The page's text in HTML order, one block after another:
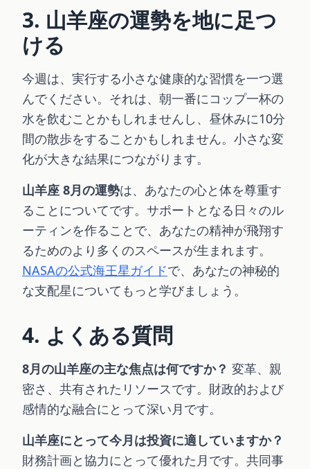
3. 山羊座の運勢を地に足つ
ける
今週は、実行する小さな健康的な習慣を一つ選
んでください。それは、朝一番にコップ一杯の
水を飲むことかもしれませんし、昼休みに10分
間の散歩をすることかもしれません。小さな変
化が大きな結果につながります。
山羊座 8月の運勢は、あなたの心と体を尊重す
ることについてです。サポートとなる日々のル
ーティンを作ることで、あなたの精神が飛翔す
るためのより多くのスペースが生まれます。
NASAの公式海王星ガイドで、あなたの神秘的
な支配星についてもっと学びましょう。
4. よくある質問
8月の山羊座の主な焦点は何ですか？ 変革、親
密さ、共有されたリソースです。財政的および
感情的な融合にとって深い月です。
山羊座にとって今月は投資に適していますか？
財務計画と協力にとって優れた月です。共同事